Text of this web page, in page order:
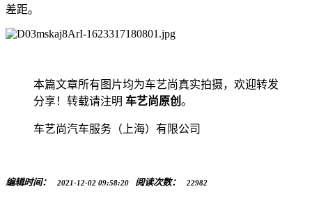
差距。
本篇文章所有图片均为车艺尚真实拍摄，欢迎转发
分享！转载请注明 车艺尚原创 。
车艺尚汽车服务（上海）有限公司
编辑时间： 2021-12-02 09:58:20 阅读次数： 22982